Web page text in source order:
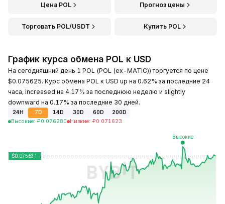
Цена POL Прогноз цены
Торговать POL/USDT Купить POL
График курса обмена POL к USD
На сегодняшний день 1 POL (POL (ex-MATIC)) торгуется по цене
$0.075625. Курс обмена POL к USD up на 0.62% за последние 24
часа, increased на 4.17% за последнюю неделю и slightly
downward на 0.17% за последние 30 дней.
24H 7D 14D 30D 60D
200D
Высокие: ₽0.076280 Низкие: ₽0.071623